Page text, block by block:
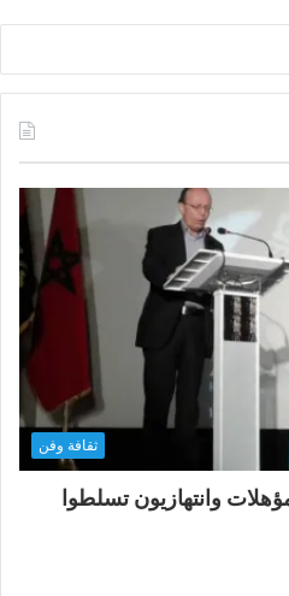
ثقافة وفن
وانتهازيون تسلطوا